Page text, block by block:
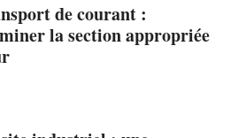
de courant :
la section appropriée